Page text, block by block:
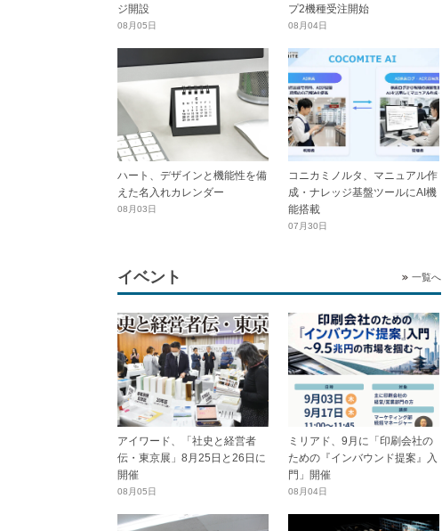
ジ開設
08月05日
プ2機種受注開始
08月04日
ハート、デザインと機能性を備
えた名入れカレンダー
08月03日
コニカミノルタ、マニュアル作
成・ナレッジ基盤ツールにAI機
能搭載
07月30日
イベント 一覧へ
アイワード、「社史と経営者
伝・東京展」8月25日と26日に
開催
08月05日
ミリアド、9月に「印刷会社の
ための『インバウンド提案』入
門」開催
08月04日